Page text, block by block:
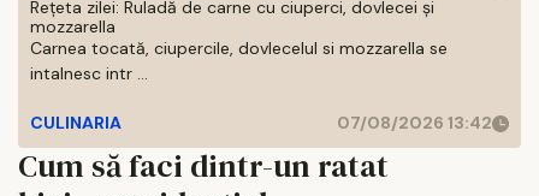
Rețeta zilei: Ruladă de carne cu ciuperci, dovlecei și
mozzarella
Carnea tocată, ciupercile, dovlecelul si mozzarella se
intalnesc intr ...
CULINARIA 07/08/2026 13:42
Cum să faci dintr-un ratat